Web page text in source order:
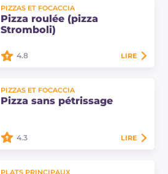
deuxième plat facile aux saveurs
d'agrumes. Découvrez les doses et
le procédé pour préparer chez vous
PIZZAS ET FOCACCIA
Pizza roulée (pizza
Stromboli)
nom de pizza Stromboli, est une
préparation qui vient des États-Unis
4.8 LIRE
PIZZAS ET FOCACCIA
Pizza sans pétrissage
4.3 LIRE
PLATS PRINCIPAUX